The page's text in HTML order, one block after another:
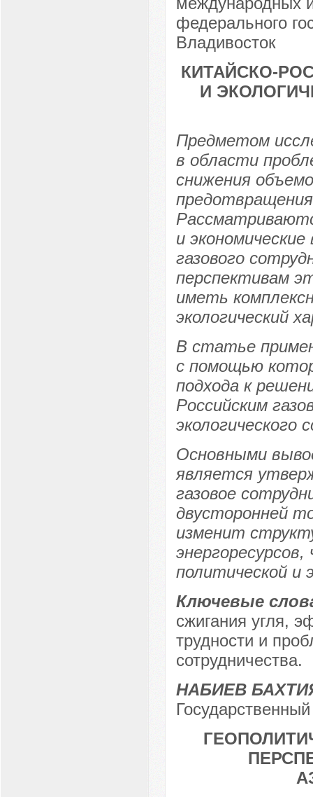
федерального
Владивосток
КИТАЙСКО-
И
Предметом
в области
снижения
предотвращения
и
газового
перспективам
иметь
экологический
В статье
с помощью
подхода к
Российским
экологического
Основными
является
газовое
двусторонней
изменит
политической и
Ключевые
сжигания угля,
трудности и
сотрудничества.
НАБИЕВ